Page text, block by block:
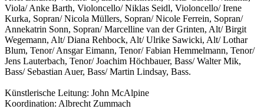
Viola/ Anke Barth, Violoncello/ Niklas Seidl, Violoncello/ Irene
Kurka, Sopran/ Nicola Müllers, Sopran/ Nicole Ferrein, Sopran/
Annekatrin Sonn, Sopran/ Marcelline van der Grinten, Alt/ Birgit
Wegemann, Alt/ Diana Rehbock, Alt/ Ulrike Sawicki, Alt/ Lothar
Blum, Tenor/ Ansgar Eimann, Tenor/ Fabian Hemmelmann, Tenor/
Jens Lauterbach, Tenor/ Joachim Höchbauer, Bass/ Walter Mik,
Bass/ Sebastian Auer, Bass/ Martin Lindsay, Bass.
Künstlerische Leitung: John McAlpine
Koordination: Albrecht Zummach